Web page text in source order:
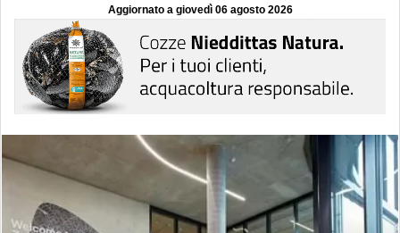
Aggiornato a giovedì 06 agosto 2026